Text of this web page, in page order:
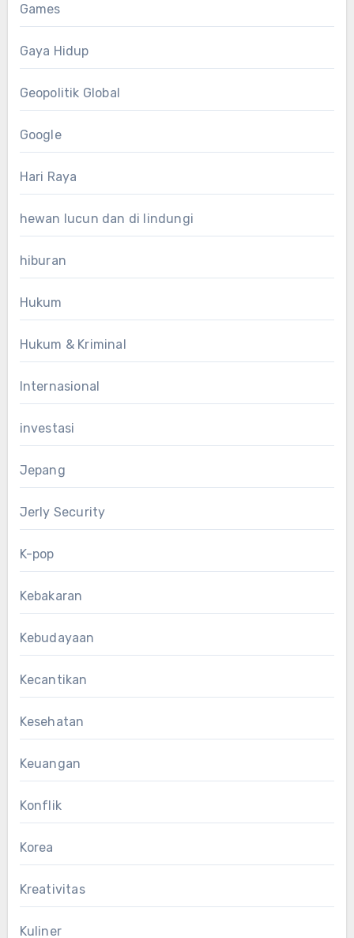
Games
Gaya Hidup
Geopolitik Global
Google
Hari Raya
hewan lucun dan di lindungi
hiburan
Hukum
Hukum & Kriminal
Internasional
investasi
Jepang
Jerly Security
K-pop
Kebakaran
Kebudayaan
Kecantikan
Kesehatan
Keuangan
Konflik
Korea
Kreativitas
Kuliner